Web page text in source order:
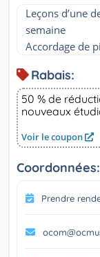
Leçons d’une
semaine
Accordage de
Rabais:
50 % de
nouveaux
Voir le coupon
Coordonnées:
Prendre